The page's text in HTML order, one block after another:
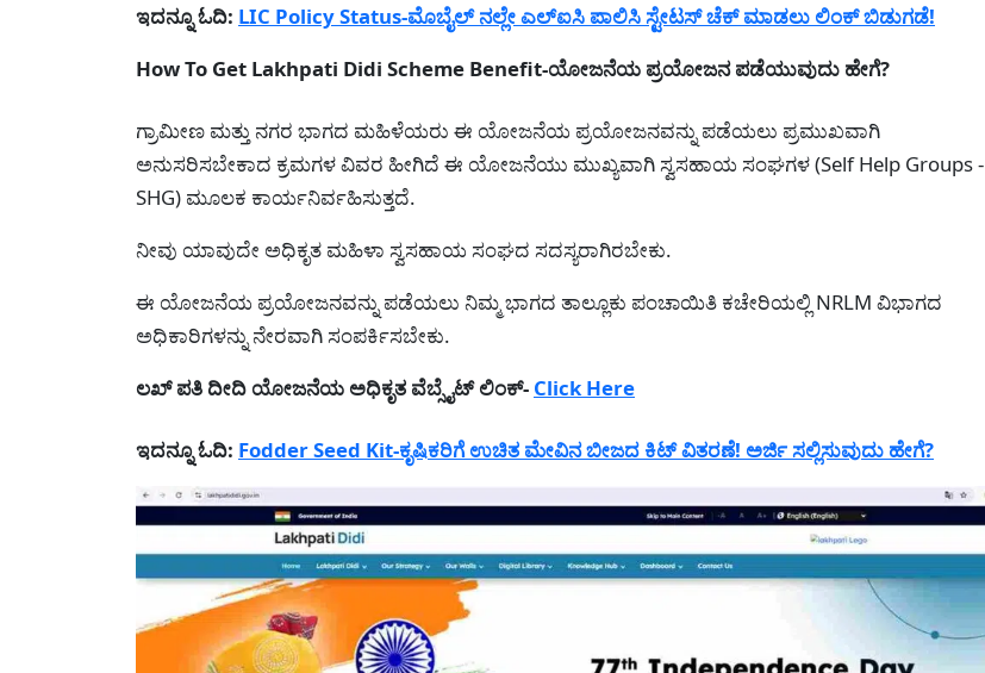
ಇದನ್ನೂ ಓದಿ: LIC Policy Status-ಮೊಬೈಲ್ ನಲ್ಲೇ ಎಲ್ಐಸಿ ಪಾಲಿಸಿ ಸ್ಟೇಟಸ್ ಚೆಕ್ ಮಾಡಲು ಲಿಂಕ್ ಬಿಡುಗಡೆ!
How To Get Lakhpati Didi Scheme Benefit-ಯೋಜನೆಯ ಪ್ರಯೋಜನ ಪಡೆಯುವುದು ಹೇಗೆ?
ಗ್ರಾಮೀಣ ಮತ್ತು ನಗರ ಭಾಗದ ಮಹಿಳೆಯರು ಈ ಯೋಜನೆಯ ಪ್ರಯೋಜನವನ್ನು ಪಡೆಯಲು ಪ್ರಮುಖವಾಗಿ
ಅನುಸರಿಸಬೇಕಾದ ಕ್ರಮಗಳ ವಿವರ ಹೀಗಿದೆ ಈ ಯೋಜನೆಯು ಮುಖ್ಯವಾಗಿ ಸ್ವಸಹಾಯ ಸಂಘಗಳ (Self Help Groups -
SHG) ಮೂಲಕ ಕಾರ್ಯನಿರ್ವಹಿಸುತ್ತದೆ.
ನೀವು ಯಾವುದೇ ಅಧಿಕೃತ ಮಹಿಳಾ ಸ್ವಸಹಾಯ ಸಂಘದ ಸದಸ್ಯರಾಗಿರಬೇಕು.
ಈ ಯೋಜನೆಯ ಪ್ರಯೋಜನವನ್ನು ಪಡೆಯಲು ನಿಮ್ಮ ಭಾಗದ ತಾಲ್ಲೂಕು ಪಂಚಾಯಿತಿ ಕಚೇರಿಯಲ್ಲಿ NRLM ವಿಭಾಗದ
ಅಧಿಕಾರಿಗಳನ್ನು ನೇರವಾಗಿ ಸಂಪರ್ಕಿಸಬೇಕು.
ಲಖ್ ಪತಿ ದೀದಿ ಯೋಜನೆಯ ಅಧಿಕೃತ ವೆಬ್ಸೈಟ್ ಲಿಂಕ್- Click Here
ಇದನ್ನೂ ಓದಿ: Fodder Seed Kit-ಕೃಷಿಕರಿಗೆ ಉಚಿತ ಮೇವಿನ ಬೀಜದ ಕಿಟ್ ವಿತರಣೆ! ಅರ್ಜಿ ಸಲ್ಲಿಸುವುದು ಹೇಗೆ?